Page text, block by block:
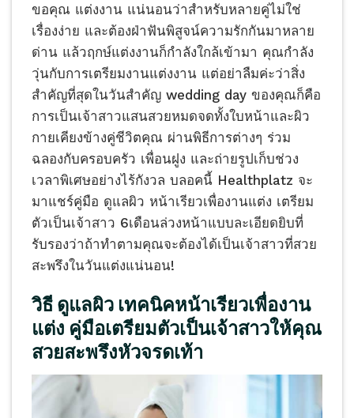
ขอคุณ แต่งงาน แน่นอนว่าสำหรับหลายคู่ไม่ใช่
เรื่องง่าย และต้องฝ่าฟันพิสูจน์ความรักกันมาหลาย
ด่าน แล้วฤกษ์แต่งงานก็กำลังใกล้เข้ามา คุณกำลัง
วุ่นกับการเตรียมงานแต่งงาน แต่อย่าลืมค่ะว่าสิ่ง
สำคัญที่สุดในวันสำคัญ wedding day ของคุณก็คือ
การเป็นเจ้าสาวแสนสวยหมดจดทั้งใบหน้าและผิว
กายเคียงข้างคู่ชีวิตคุณ ผ่านพิธีการต่างๆ ร่วม
ฉลองกับครอบครัว เพื่อนฝูง และถ่ายรูปเก็บช่วง
เวลาพิเศษอย่างไร้กังวล บลอคนี้ Healthplatz จะ
มาแชร์คู่มือ ดูแลผิว หน้าเรียวเพื่องานแต่ง เตรียม
ตัวเป็นเจ้าสาว 6เดือนล่วงหน้าแบบละเอียดยิบที่
รับรองว่าถ้าทำตามคุณจะต้องได้เป็นเจ้าสาวที่สวย
สะพรึงในวันแต่งแน่นอน!
วิธี ดูแลผิว เทคนิคหน้าเรียวเพื่องาน
แต่ง คู่มือเตรียมตัวเป็นเจ้าสาวให้คุณ
สวยสะพรึงหัวจรดเท้า